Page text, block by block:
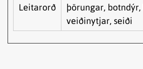
Leitarorð
þörungar,
veiðinytjar, seiði